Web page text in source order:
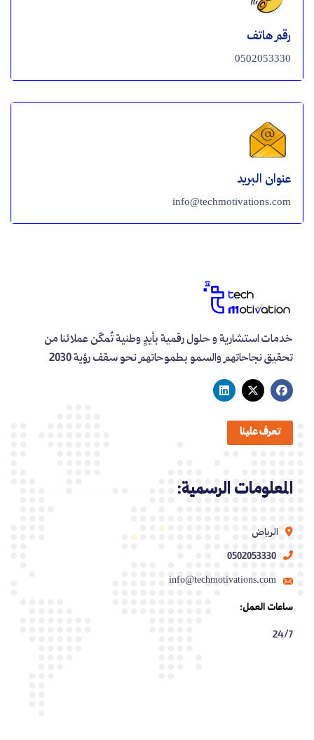
رقم هاتف
0502053330
عنوان البريد
info@techmotivations.com
خدمات استشارية و حلول رقمية بأيدٍ وطنية تُمكّن عملائنا من
تحقيق نجاحاتهم والسمو بطموحاتهم نحو سقف رؤية 2030
تعرف علينا
المعلومات الرسمية:
الرياض
0502053330
info@techmotivations.com
ساعات العمل:
24/7